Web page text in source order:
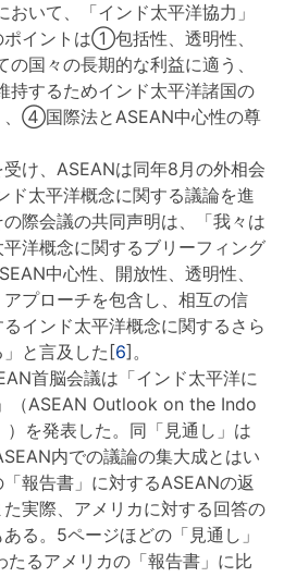
いて、「インド太平洋協力」
イントは①包括性、透明性、
国々の長期的な利益に適う、
するためインド太平洋諸国の
、④国際法とASEAN中心性の尊
け、ASEANは同年8月の外相会
ド太平洋概念に関する議論を進
際会議の共同声明は、「我々は
洋概念に関するブリーフィング
中心性、開放性、透明性、
プローチを包含し、相互の信
インド太平洋概念に関するさら
と言及した[6]。
首脳会議は「インド太平洋に
（ASEAN Outlook on the Indo
を発表した。同「見通し」は
内での議論の集大成とはい
報告書」に対するASEANの返
実際、アメリカに対する回答の
る。5ページほどの「見通し」
るアメリカの「報告書」に比